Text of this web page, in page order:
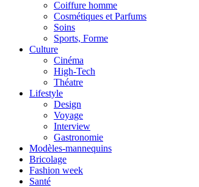
Coiffure homme
Cosmétiques et Parfums
Soins
Sports, Forme
Culture
Cinéma
High-Tech
Théatre
Lifestyle
Design
Voyage
Interview
Gastronomie
Modèles-mannequins
Bricolage
Fashion week
Santé